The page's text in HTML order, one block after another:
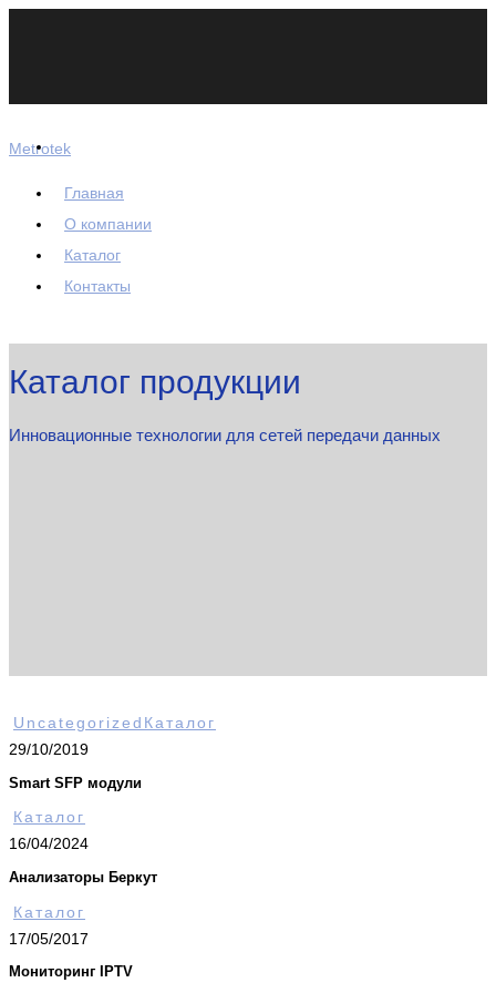
Metrotek
Главная
О компании
Каталог
Контакты
Каталог продукции
Инновационные технологии для сетей передачи данных
Uncategorized Каталог
29/10/2019
Smart SFP модули
Каталог
16/04/2024
Анализаторы Беркут
Каталог
17/05/2017
Мониторинг IPTV